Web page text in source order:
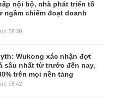
nội bộ, nhà phát triển tố
ngầm chiếm đoạt doanh
08:50
Wukong xác nhận đợt
sâu nhất từ trước đến nay,
trên mọi nền tảng
08:42